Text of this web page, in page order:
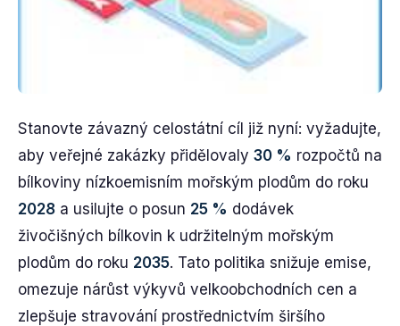
Stanovte závazný celostátní cíl již nyní: vyžadujte,
aby veřejné zakázky přidělovaly 30 % rozpočtů na
bílkoviny nízkoemisním mořským plodům do roku
2028 a usilujte o posun 25 % dodávek
živočišných bílkovin k udržitelným mořským
plodům do roku 2035. Tato politika snižuje emise,
omezuje nárůst výkyvů velkoobchodních cen a
zlepšuje stravování prostřednictvím širšího